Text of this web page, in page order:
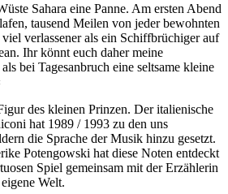
Sahara eine Panne. Am ersten Abend
tausend Meilen von jeder bewohnten
verlassener als ein Schiffbrüchiger auf
Ihr könnt euch daher meine
bei Tagesanbruch eine seltsame kleine
des kleinen Prinzen. Der italienische
hat 1989 / 1993 zu den uns
die Sprache der Musik hinzu gesetzt.
Potengowski hat diese Noten entdeckt
Spiel gemeinsam mit der Erzählerin
Welt.